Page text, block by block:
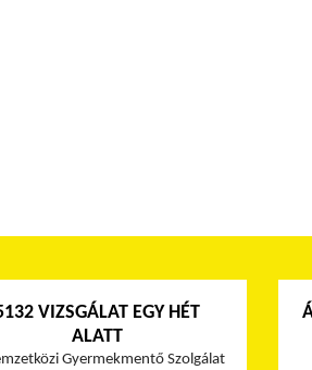
VIZSGÁLAT EGY HÉT
ALATT
Gyermekmentő Szolgálat